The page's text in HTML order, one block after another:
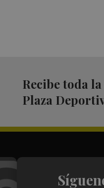
Recibe toda
Plaza